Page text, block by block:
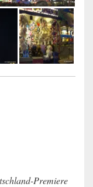
Premiere